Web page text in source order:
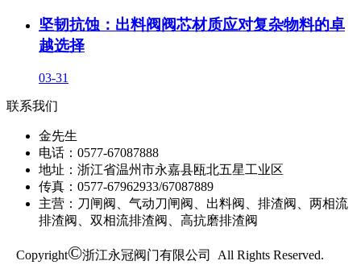
坚韧抗蚀：出料阀阀芯材质应对复杂物料的卓
越选择
03-31
联系我们
金先生
电话：0577-67087888
地址：浙江省温州市永嘉县瓯北五星工业区
传真：0577-67962933/67087889
主营：刀闸阀、气动刀闸阀、出料阀、排渣阀、两相流
排渣阀、双相流排渣阀、高抗磨排渣阀
Copyright©浙江永冠阀门有限公司 All Rights Reserved.